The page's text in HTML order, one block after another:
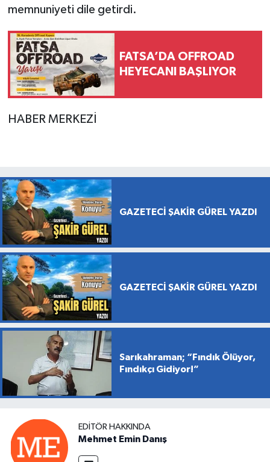
memnuniyeti dile getirdi.
FATSA’DA OFFROAD
HEYECANI BAŞLIYOR
HABER MERKEZİ
GAZETECİ ŞAKİR GÜREL YAZDI
GAZETECİ ŞAKİR GÜREL YAZDI
Sarıkahraman; “Fındık Ölüyor,
Fındıkçı Gidiyor!”
EDITÖR HAKKINDA
Mehmet Emin Danış